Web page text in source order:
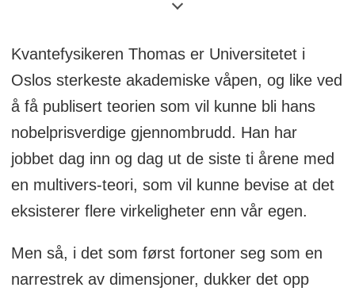
Berning, Arthur Berning, Arthur Berning,
Gunnar Røise, Hege Schøyen, og Gard
B. Eidsvold
Sjanger: Drama/komedie Premiere: 21.
oktober 2022
Kvantefysikeren Thomas er Universitetet i
Oslos sterkeste akademiske våpen, og like ved
å få publisert teorien som vil kunne bli hans
nobelprisverdige gjennombrudd. Han har
jobbet dag inn og dag ut de siste ti årene med
en multivers-teori, som vil kunne bevise at det
eksisterer flere virkeligheter enn vår egen.
Men så, i det som først fortoner seg som en
narrestrek av dimensjoner, dukker det opp